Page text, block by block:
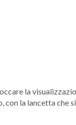
la
la lancetta